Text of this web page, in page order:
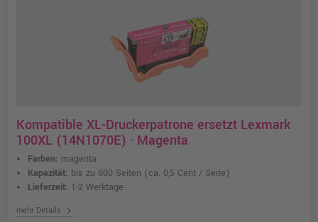
Kompatible XL-Druckerpatrone ersetzt Lexmark
100XL (14N1070E) · Magenta
Farben: magenta
Kapazität: bis zu 600 Seiten (ca. 0,5 Cent / Seite)
Lieferzeit: 1-2 Werktage
mehr Details chevron_right